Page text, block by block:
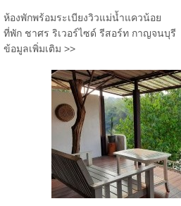
ห้องพักพร้อมระเบียงวิวแม่น้ำแควน้อย
ที่พัก ชาศร ริเวอร์ไซด์ รีสอร์ท กาญจนบุรี
ข้อมูลเพิ่มเติม >>